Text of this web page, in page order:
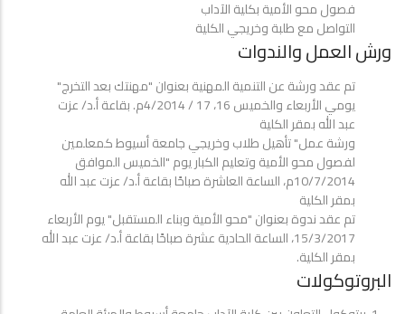
فصول محو الأمية بكلية الآداب
التواصل مع طلبة وخريجي الكلية
ورش العمل والندوات
تم عقد ورشة عن التنمية المهنية بعنوان "مهنتك بعد التخرج"
يومي الأربعاء والخميس 16، 17 / 4/2014م. بقاعة أ.د/ عزت
عبد الله بمقر الكلية
ورشة عمل" تأهيل طلاب وخريجي جامعة أسيوط كمعلمين
لفصول محو الأمية وتعليم الكبار يوم "الخميس الموافق
10/7/2014م، الساعة العاشرة صباحًا بقاعة أ.د/ عزت عبد الله
بمقر الكلية
تم عقد ندوة بعنوان "محو الأمية وبناء المستقبل" يوم الأربعاء
15/3/2017، الساعة الحادية عشرة صباحًا بقاعة أ.د/ عزت عبد الله
بمقر الكلية.
البروتوكولات